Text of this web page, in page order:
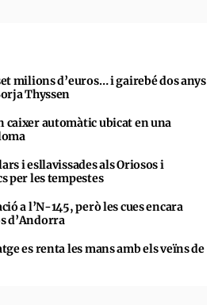
milions d’euros… i gairebé dos anys
Thyssen
caixer automàtic ubicat en una
i esllavissades als Oriosos i
per les tempestes
a l’N-145, però les cues encara
d’Andorra
es renta les mans amb els veïns de